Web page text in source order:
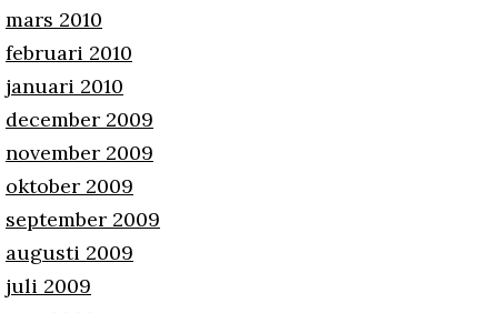
mars 2010
februari 2010
januari 2010
december 2009
november 2009
oktober 2009
september 2009
augusti 2009
juli 2009